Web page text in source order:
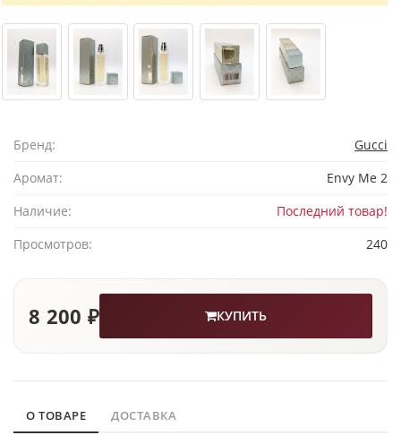
Бренд:
Gucci
Аромат:
Envy Me 2
Наличие:
Последний товар!
Просмотров:
240
8 200 ₽ КУПИТЬ
О ТОВАРЕ ДОСТАВКА